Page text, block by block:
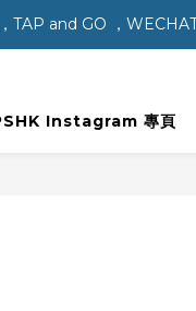
TAP and GO ，
Instagram 專頁